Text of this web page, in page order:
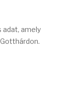
adat, amely